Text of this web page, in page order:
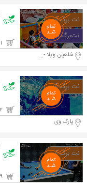
شاهین ویلا - کرج
پارک وی